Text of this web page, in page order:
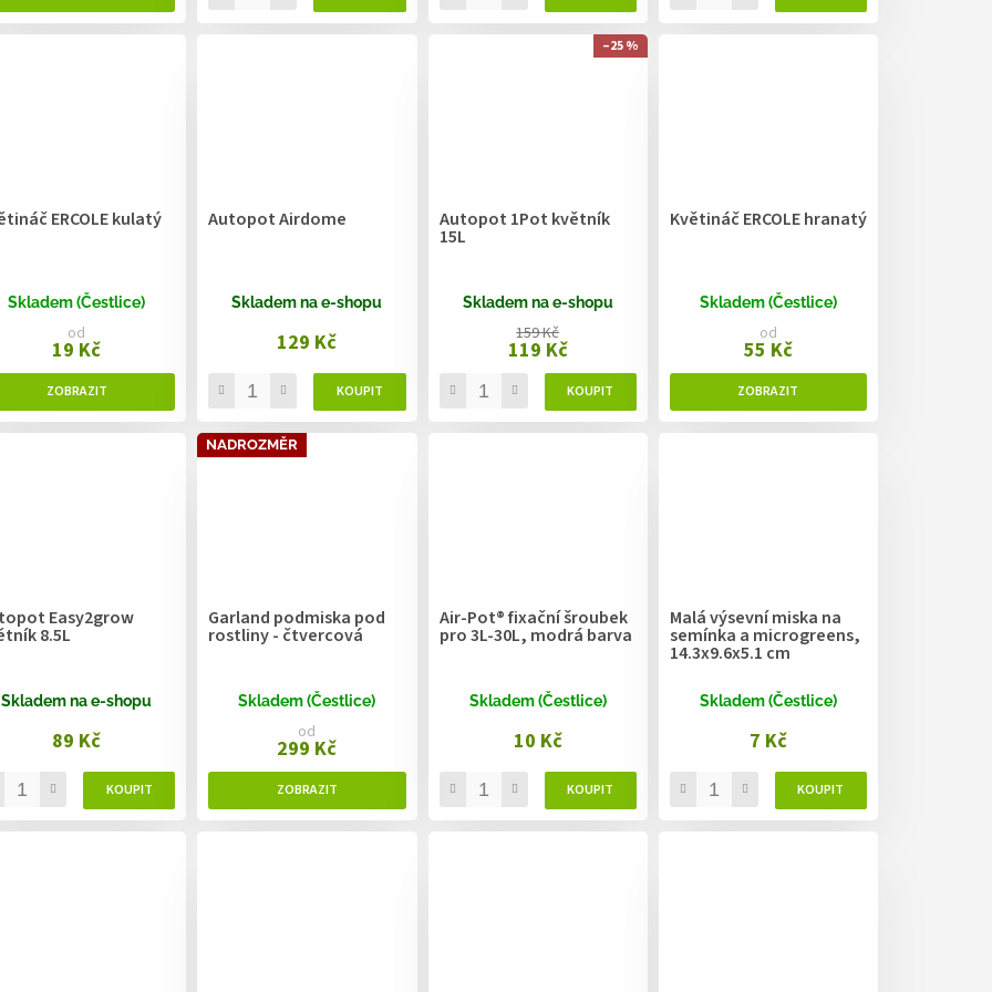
ERCOLE kulatý
Skladem (Čestlice)
od
19 Kč
Autopot Airdome
Skladem na e-shopu
129 Kč
–25 %
Autopot 1Pot květník
15L
Skladem na e-shopu
119 Kč
159 Kč
Květináč ERCOLE hranatý
Skladem (Čestlice)
od
55 Kč
Easy2grow
8.5L
Skladem na e-shopu
89 Kč
NADROZMĚR
Garland podmiska pod
rostliny - čtvercová
Skladem (Čestlice)
od
299 Kč
Air-Pot® fixační šroubek
pro 3L-30L, modrá barva
Skladem (Čestlice)
10 Kč
Malá výsevní miska na
semínka a microgreens,
14.3x9.6x5.1 cm
Skladem (Čestlice)
7 Kč